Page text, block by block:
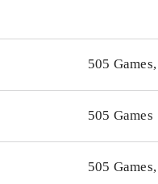
og banerne
505
505 Games
505